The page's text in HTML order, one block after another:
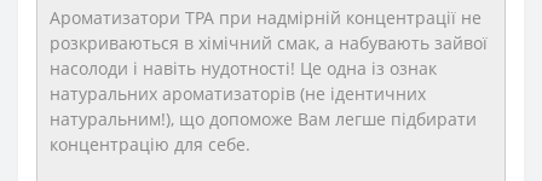
Ароматизатори TPA при надмірній концентрації не
розкриваються в хімічний смак, а набувають зайвої
насолоди і навіть нудотності! Це одна із ознак
натуральних ароматизаторів (не ідентичних
натуральним!), що допоможе Вам легше підбирати
концентрацію для себе.